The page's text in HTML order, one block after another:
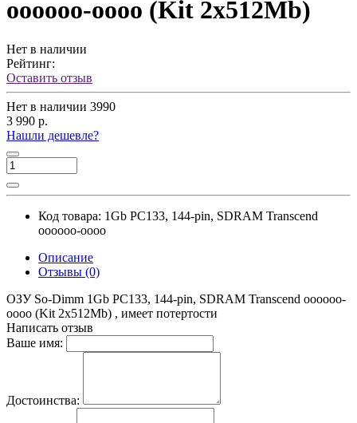
оооооо-оооо (Kit 2x512Mb)
Нет в наличии
Рейтинг:
Оставить отзыв
Нет в наличии 3990
3 990 р.
Нашли дешевле?
Код товара: 1Gb PC133, 144-pin, SDRAM Transcend
оооооо-оооо
Описание
Отзывы (0)
ОЗУ So-Dimm 1Gb PC133, 144-pin, SDRAM Transcend оооооо-
оооо (Kit 2x512Mb) , имеет потертости
Написать отзыв
Ваше имя:
Достоинства: